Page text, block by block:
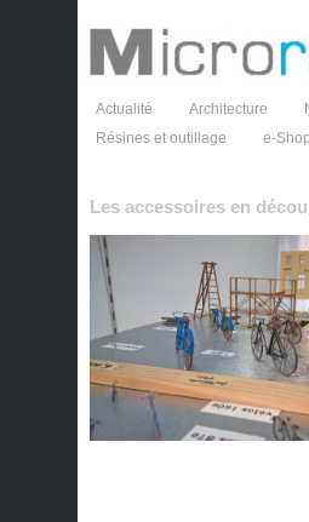
Actualité Architecture
Résines et outillage
e-Shop
Les accessoires en